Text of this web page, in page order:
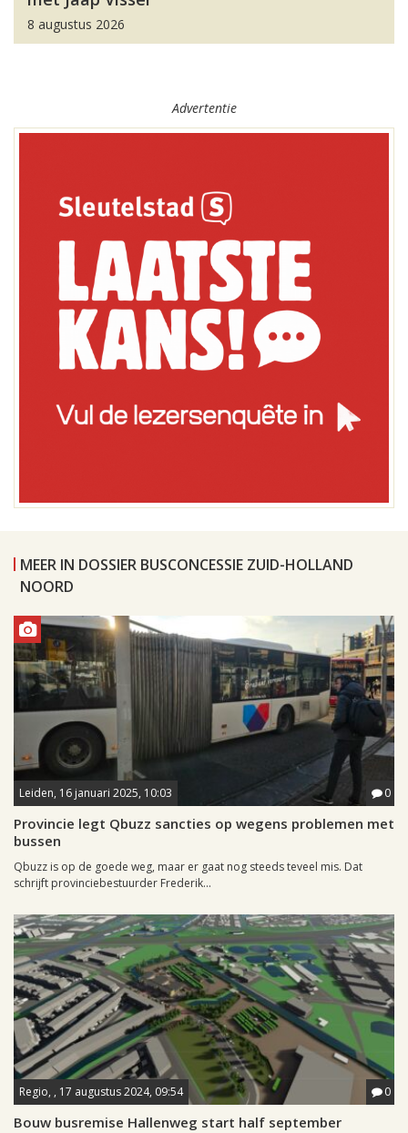
8 augustus 2026
Advertentie
MEER IN DOSSIER BUSCONCESSIE ZUID-HOLLAND
NOORD
Leiden, 16 januari 2025, 10:03 0
Provincie legt Qbuzz sancties op wegens problemen met
bussen
Qbuzz is op de goede weg, maar er gaat nog steeds teveel mis. Dat
schrijft provinciebestuurder Frederik...
Regio, , 17 augustus 2024, 09:54 0
Bouw busremise Hallenweg start half september